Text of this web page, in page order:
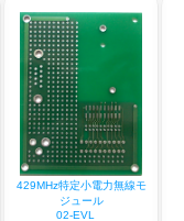
429MHz特定小電力無線モ
ジュール
02-EVL